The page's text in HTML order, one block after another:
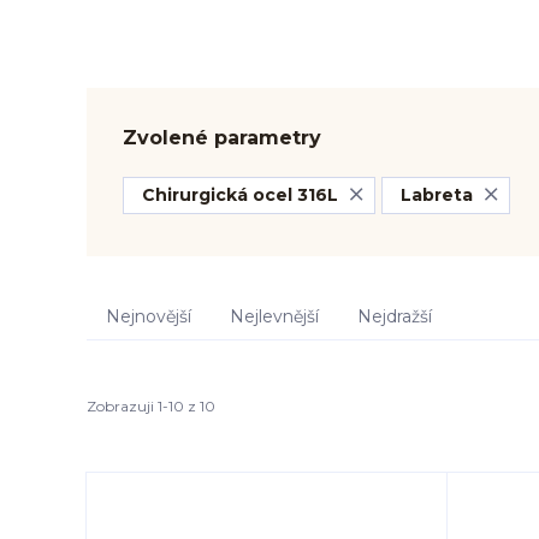
Zvolené parametry
Chirurgická ocel 316L Labreta
Nejnovější Nejlevnější Nejdražší
Zobrazuji 1-10 z 10